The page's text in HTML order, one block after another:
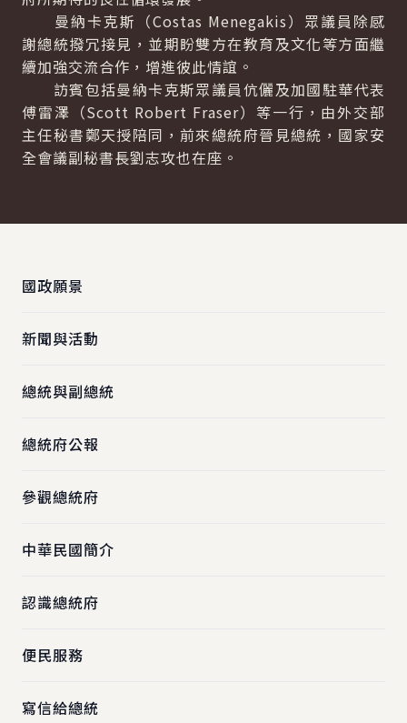
曼納卡克斯（Costas Menegakis）眾議員除感
謝總統撥冗接見，並期盼雙方在教育及文化等方面繼
續加強交流合作，增進彼此情誼。
訪賓包括曼納卡克斯眾議員伉儷及加國駐華代表
傅雷澤（Scott Robert Fraser）等一行，由外交部
主任秘書鄭天授陪同，前來總統府晉見總統，國家安
全會議副秘書長劉志攻也在座。
國政願景
新聞與活動
總統與副總統
總統府公報
參觀總統府
中華民國簡介
認識總統府
便民服務
寫信給總統